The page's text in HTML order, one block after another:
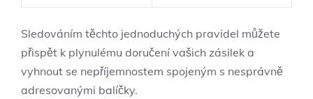
Sledováním těchto jednoduchých pravidel můžete
přispět k plynulému doručení vašich zásilek a
vyhnout se nepříjemnostem spojeným s nesprávně
adresovanými balíčky.